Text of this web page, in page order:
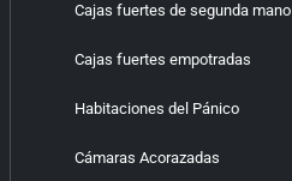
Cajas fuertes de segunda mano
Cajas fuertes empotradas
Habitaciones del Pánico
Cámaras Acorazadas